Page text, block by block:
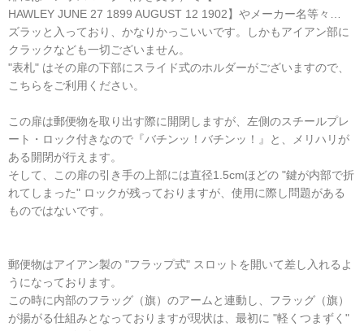
HAWLEY JUNE 27 1899 AUGUST 12 1902】やメーカー名等々…
ズラッと入っており、かなりかっこいいです。しかもアイアン部に
クラックなども一切ございません。
"表札" はその扉の下部にスライド式のホルダーがございますので、
こちらをご利用ください。
この扉は郵便物を取り出す際に開閉しますが、左側のスチールプレ
ート・ロック付きなので『バチンッ！バチンッ！』と、メリハリが
ある開閉が行えます。
そして、この扉の引き手の上部には直径1.5cmほどの "鍵が内部で折
れてしまった" ロックが残っておりますが、使用に際し問題がある
ものではないです。
郵便物はアイアン製の "フラップ式" スロットを開いて差し入れるよ
うになっております。
この時に内部のフラッグ（旗）のアームと連動し、フラッグ（旗）
が揚がる仕組みとなっておりますが現状は、最初に "軽くつまずく"